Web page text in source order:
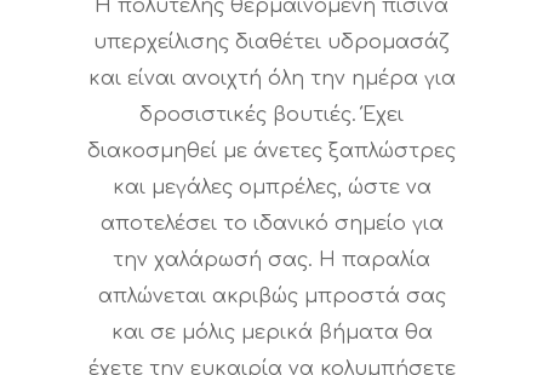
Η πολυτελής θερμαινόμενη πισίνα
υπερχείλισης διαθέτει υδρομασάζ
και είναι ανοιχτή όλη την ημέρα για
δροσιστικές βουτιές. Έχει
διακοσμηθεί με άνετες ξαπλώστρες
και μεγάλες ομπρέλες, ώστε να
αποτελέσει το ιδανικό σημείο για
την χαλάρωσή σας. Η παραλία
απλώνεται ακριβώς μπροστά σας
και σε μόλις μερικά βήματα θα
έχετε την ευκαιρία να κολυμπήσετε